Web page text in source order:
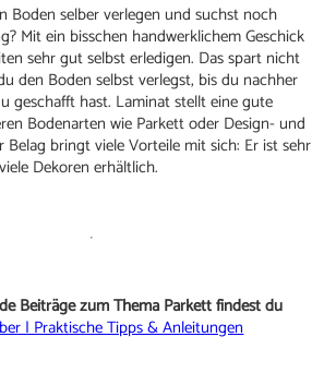
Boden selber verlegen und suchst noch
Mit ein bisschen handwerklichem Geschick
sehr gut selbst erledigen. Das spart nicht
den Boden selbst verlegst, bis du nachher
geschafft hast. Laminat stellt eine gute
Bodenarten wie Parkett oder Design- und
Belag bringt viele Vorteile mit sich: Er ist sehr
Dekoren erhältlich.
Beiträge zum Thema Parkett findest du
| Praktische Tipps & Anleitungen